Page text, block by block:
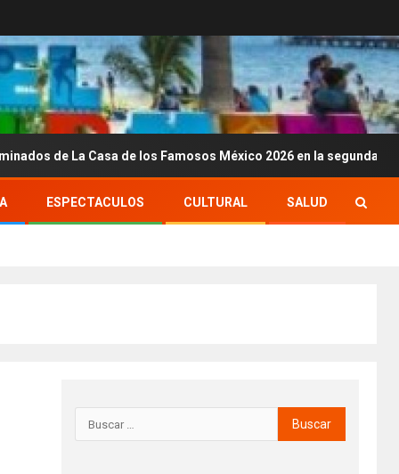
de los Famosos México 2026 en la segunda semana
ESPECTACULOS CULTURAL SALUD